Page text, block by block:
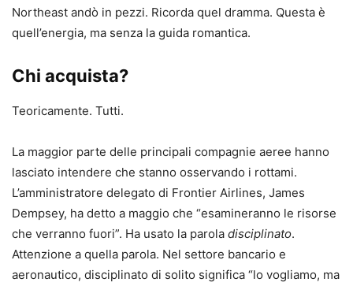
Northeast andò in pezzi. Ricorda quel dramma. Questa è
quell’energia, ma senza la guida romantica.
Chi acquista?
Teoricamente. Tutti.
La maggior parte delle principali compagnie aeree hanno
lasciato intendere che stanno osservando i rottami.
L’amministratore delegato di Frontier Airlines, James
Dempsey, ha detto a maggio che “esamineranno le risorse
che verranno fuori”. Ha usato la parola disciplinato.
Attenzione a quella parola. Nel settore bancario e
aeronautico, disciplinato di solito significa “lo vogliamo, ma